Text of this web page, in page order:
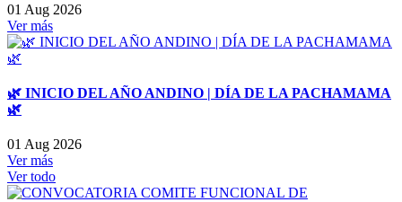
01 Aug 2026
Ver más
🌿 INICIO DEL AÑO ANDINO | DÍA DE LA PACHAMAMA
🌿
01 Aug 2026
Ver más
Ver todo